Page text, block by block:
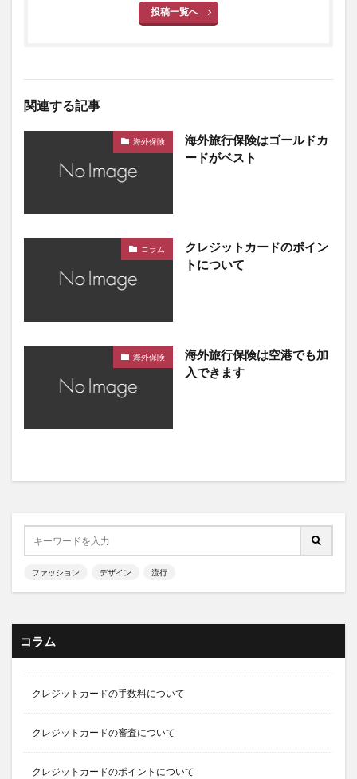
投稿一覧へ
関連する記事
海外保険
海外旅行保険はゴールドカ
ードがベスト
コラム
クレジットカードのポイン
トについて
海外保険
海外旅行保険は空港でも加
入できます
ファッション デザイン 流行
コラム
クレジットカードの手数料について
クレジットカードの審査について
クレジットカードのポイントについて